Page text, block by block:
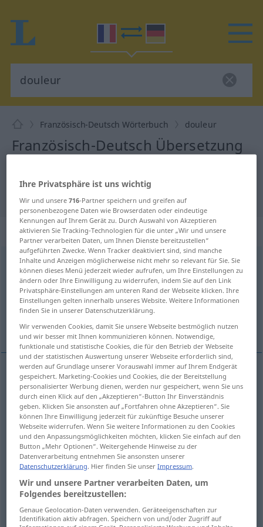
Französisch-Deutsch Wörterbuch douleur
Französisch-Deutsch Übersetzung
"douleur" Deutsch Übersetzung
„douleur“: féminin
douleur [dulœʀ]f
Übersicht aller Übersetzungen
(Für mehr Details die Übersetzung anklicken/antippen)
Schmerz Schmerz, Leid
Schmerzm douleur
Beispiele
douleurspl
fpl
Ihre Privatsphäre ist uns wichtig
Wir und unsere716-Partner speichern und greifen auf
personenbezogene Daten wie Browserdaten oder eindeutige
Kennungen auf Ihrem Gerät zu. Durch Auswahl von Akzeptieren
aktivieren Sie Tracking-Technologien für die unter „Wir und unsere
Partner verarbeiten Daten, um Ihnen Dienste bereitzustellen“
aufgeführten Zwecke. Wenn Tracker deaktiviert sind, sind manche
Inhalte und Anzeigen möglicherweise nicht mehr so relevant für Sie. Sie
können dieses Menü jederzeit wieder aufrufen, um Ihre Einstellungen zu
ändern oder Ihre Einwilligung zu widerrufen, indem Sie auf den Link
Privatsphäre-Einstellungen am unteren Rand der Webseite klicken. Ihre
Einstellungen gelten innerhalb unseres Website. Weitere Informationen
finden Sie in unserer Datenschutzerklärung.
Wir verwenden Cookies, damit Sie unsere Webseite bestmöglich nutzen
und wir besser mit Ihnen kommunizieren können. Notwendige,
funktionale und statistische Cookies, die für den Betrieb der Webseite
und der statistischen Auswertung unserer Webseite erforderlich sind,
werden auf Grundlage unserer Vorauswahl immer auf Ihrem Endgerät
gespeichert. Marketing-Cookies und Cookies, die der Bereitstellung
personalisierter Werbung dienen, werden nur gespeichert, wenn Sie uns
durch einen Klick auf den „Akzeptieren“-Button Ihr Einverständnis
geben. Klicken Sie ansonsten auf „Fortfahren ohne Akzeptieren“. Sie
können Ihre Einwilligung jederzeit für zukünftige Besuche unserer
Webseite widerrufen. Wenn Sie weitere Informationen zu den Cookies
und den Anpassungsmöglichkeiten möchten, klicken Sie einfach auf den
Button „Mehr Optionen“. Weitergehende Hinweise zu der
Datenverarbeitung entnehmen Sie ansonsten unserer
Datenschutzerklärung. Hier finden Sie unserImpressum.
Wir und unsere Partner verarbeiten Daten, um
Folgendes bereitzustellen:
Genaue Geolocation-Daten verwenden. Geräteeigenschaften zur
Identifikation aktiv abfragen. Speichern von und/oder Zugriff auf